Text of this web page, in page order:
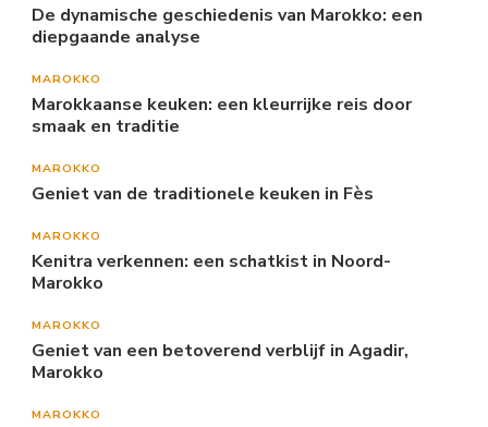
De dynamische geschiedenis van Marokko: een
diepgaande analyse
MAROKKO
Marokkaanse keuken: een kleurrijke reis door
smaak en traditie
MAROKKO
Geniet van de traditionele keuken in Fès
MAROKKO
Kenitra verkennen: een schatkist in Noord-
Marokko
MAROKKO
Geniet van een betoverend verblijf in Agadir,
Marokko
MAROKKO